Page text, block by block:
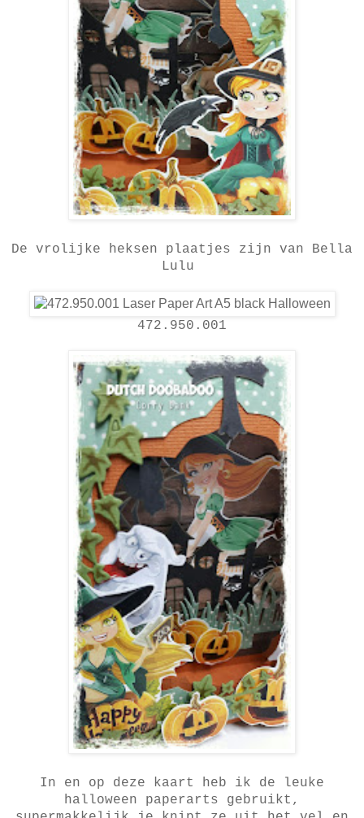
De vrolijke heksen plaatjes zijn van Bella
Lulu
472.950.001
In en op deze kaart heb ik de leuke
halloween paperarts gebruikt,